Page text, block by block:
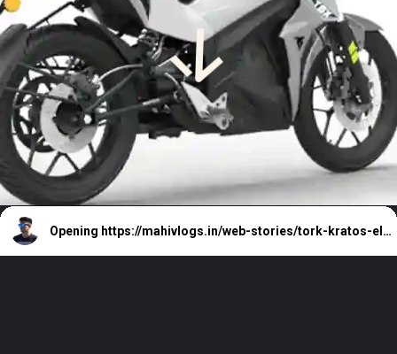
Opening https://mahivlogs.in/web-stories/tork-kratos-electric-bike-price-range/